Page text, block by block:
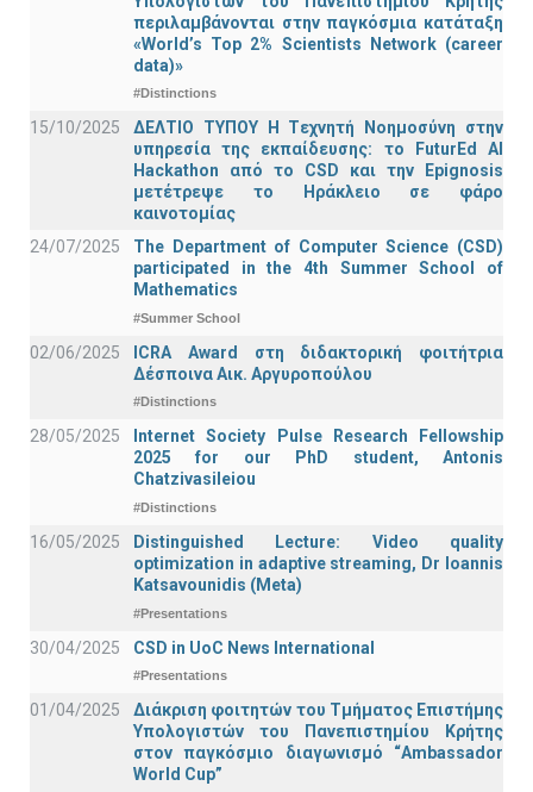
περιλαμβάνονται στην παγκόσμια κατάταξη
«World’s Top 2% Scientists Network (career
data)»
#Distinctions
15/10/2025
ΔΕΛΤΙΟ ΤΥΠΟΥ H Tεχνητή Νοημοσύνη στην
υπηρεσία της εκπαίδευσης: το FuturEd AI
Hackathon από το CSD και την Epignosis
μετέτρεψε το Ηράκλειο σε φάρο
καινοτομίας
24/07/2025
The Department of Computer Science (CSD)
participated in the 4th Summer School of
Mathematics
#Summer School
02/06/2025
ICRA Award στη διδακτορική φοιτήτρια
Δέσποινα Αικ. Αργυροπούλου
#Distinctions
28/05/2025
Internet Society Pulse Research Fellowship
2025 for our PhD student, Antonis
Chatzivasileiou
#Distinctions
16/05/2025
Distinguished Lecture: Video quality
optimization in adaptive streaming, Dr Ioannis
Katsavounidis (Meta)
#Presentations
30/04/2025 CSD in UoC News International
#Presentations
01/04/2025
Διάκριση φοιτητών του Τμήματος Επιστήμης
Υπολογιστών του Πανεπιστημίου Κρήτης
στον παγκόσμιο διαγωνισμό “Ambassador
World Cup”